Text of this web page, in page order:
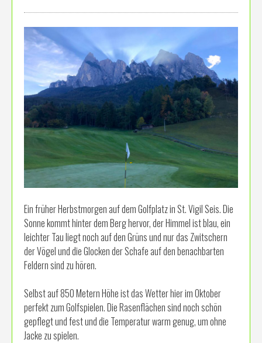
Ein früher Herbstmorgen auf dem Golfplatz in St. Vigil Seis. Die
Sonne kommt hinter dem Berg hervor, der Himmel ist blau, ein
leichter Tau liegt noch auf den Grüns und nur das Zwitschern
der Vögel und die Glocken der Schafe auf den benachbarten
Feldern sind zu hören.
Selbst auf 850 Metern Höhe ist das Wetter hier im Oktober
perfekt zum Golfspielen. Die Rasenflächen sind noch schön
gepflegt und fest und die Temperatur warm genug, um ohne
Jacke zu spielen.